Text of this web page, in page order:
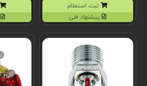
ثبت استعلام
پیشنهاد فنی